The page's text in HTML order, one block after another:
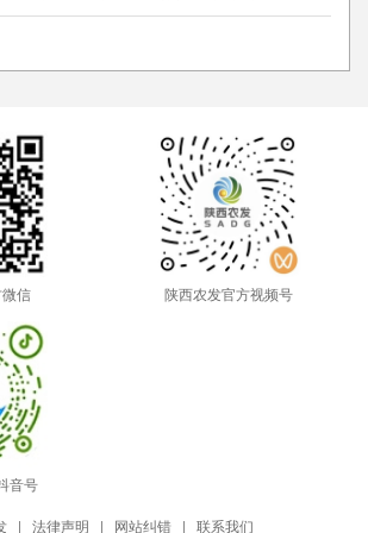
信 陕西农发官方视频号
音号
| 法律声明 | 网站纠错| 联系我们